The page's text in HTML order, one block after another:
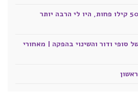
"אני מאמינה שאם הייתי 50 קילו פחות, היו לי הרבה יותר
סופי ודור והשינוי בהפקה | מאחורי